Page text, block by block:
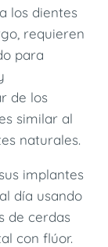
los dientes
requieren
para
de los
similar al
naturales.
implantes
día usando
de cerdas
con flúor.